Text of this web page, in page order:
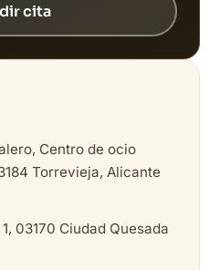
cita
Centro de ocio
Torrevieja, Alicante
03170 Ciudad Quesada